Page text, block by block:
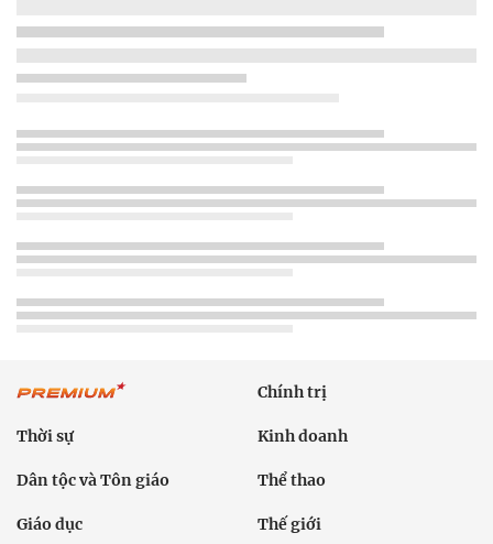
Chính trị
Thời sự Kinh doanh
Dân tộc và Tôn giáo Thể thao
Giáo dục Thế giới